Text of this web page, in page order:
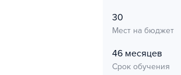
30
Мест на бюджет
46 месяцев
Срок обучения